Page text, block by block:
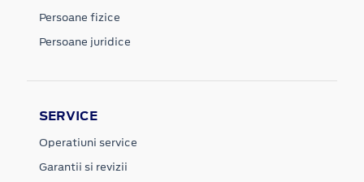
Persoane fizice
Persoane juridice
SERVICE
Operatiuni service
Garantii si revizii